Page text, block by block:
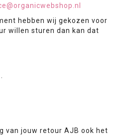
hebben wij gekozen voor
willen sturen dan kan dat
van jouw retour AJB ook het